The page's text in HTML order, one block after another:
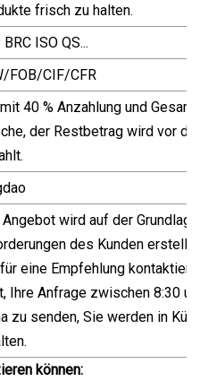
frisch zu halten.
BRC ISO QS...
FOB/CIF/CFR
40 % Anzahlung und
der Restbetrag wird vor
Angebot wird auf der
des Kunden erstellt,
eine Empfehlung
Ihre Anfrage zwischen 8:30
zu senden, Sie werden in
können: